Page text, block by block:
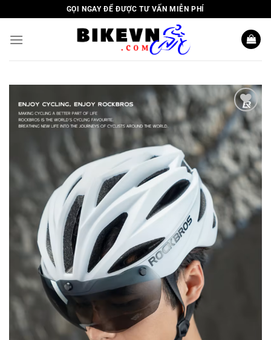
to
content
GỌI NGAY ĐỂ ĐƯỢC TƯ VẤN MIỄN PHÍ
Add to
wishlist